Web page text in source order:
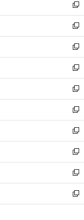
く
で
開
く
ド
ウ
で
開
く
ィ
ン
ド
ウ
で
開
く
新
し
い
ウ
ィ
ン
ド
ウ
で
開
く
新
し
い
ウ
ィ
ン
ド
ウ
で
開
く
新
し
い
ウ
ィ
ン
ド
ウ
で
開
く
新
し
い
ウ
ィ
ン
ド
ウ
で
開
く
新
し
い
ウ
ィ
ン
ド
ウ
で
開
く
新
し
い
ウ
ィ
ン
ド
ウ
で
開
新
し
い
ウ
ィ
ン
ド
ウ
新
し
い
ウ
ィ
ン
新
し
い
ウ
新
し